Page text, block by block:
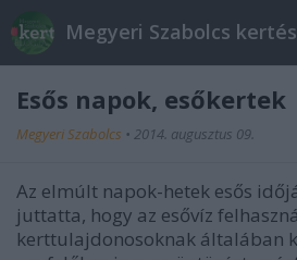
Megyeri Szabolcs
Esős napok, esőkertek
Megyeri Szabolcs • 2014. augusztus 09.
Az elmúlt napok-hetek esős
juttatta, hogy az esővíz
kerttulajdonosoknak általában